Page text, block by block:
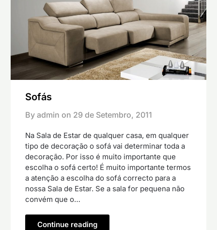
Sofás
By admin on 29 de Setembro, 2011
Na Sala de Estar de qualquer casa, em qualquer
tipo de decoração o sofá vai determinar toda a
decoração. Por isso é muito importante que
escolha o sofá certo! É muito importante termos
a atenção a escolha do sofá correcto para a
nossa Sala de Estar. Se a sala for pequena não
convém que o…
Continue reading